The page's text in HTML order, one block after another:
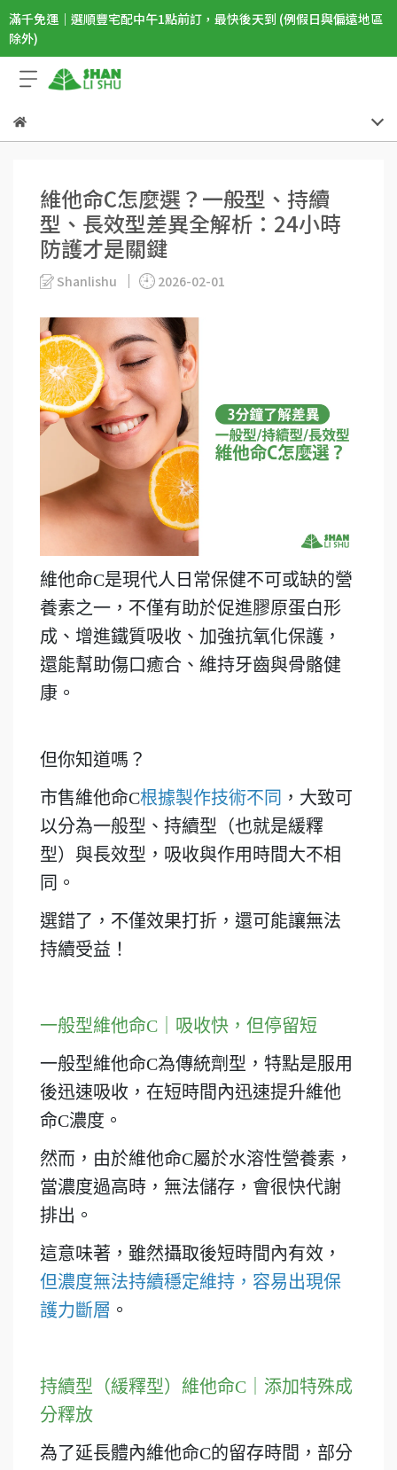
滿千免運｜選順豐宅配中午1點前訂，最快後天到 (例假日與偏遠地區
除外)
維他命C怎麼選？一般型、持續
型、長效型差異全解析：24小時
防護才是關鍵
Shanlishu 2026-02-01
維他命C是現代人日常保健不可或缺的營
養素之一，不僅有助於促進膠原蛋白形
成、增進鐵質吸收、加強抗氧化保護，
還能幫助傷口癒合、維持牙齒與骨骼健
康。
但你知道嗎？
市售維他命C根據製作技術不同 ，大致可
以分為一般型、持續型（也就是緩釋
型）與長效型，吸收與作用時間大不相
同。
選錯了，不僅效果打折，還可能讓無法
持續受益！
一般型維他命C｜吸收快，但停留短
一般型維他命C為傳統劑型，特點是服用
後迅速吸收，在短時間內迅速提升維他
命C濃度。
然而，由於維他命C屬於水溶性營養素，
當濃度過高時，無法儲存，會很快代謝
排出。
這意味著，雖然攝取後短時間內有效，
但濃度無法持續穩定維持，容易出現保
護力斷層 。
持續型（緩釋型）維他命C｜添加特殊成
分釋放
為了延長體內維他命C的留存時間，部分